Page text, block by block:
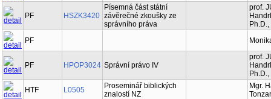
PF HSZK3420
Písemná část státní
závěrečné zkoušky ze
správního práva
prof.
PF
PF HPOP3024 Správní právo IV
prof.
HTF
L0505
Proseminář biblických
znalostí NZ
Mgr.